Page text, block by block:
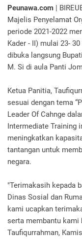
Peunawa.com |
Majelis Penyelamat
periode 2021-2022
Kader - II) mulai 23-
dibuka langsung
M. Si di aula Panti
Ketua Panitia,
sesuai dengan tema
Leader Of Cahnge
Intermediate Training
meningkatkan
tantangan untuk
negara.
"Terimakasih kepada
Dinas Sosial dan
kami ucapkan
serta membantu kami
Taufiqurrahman,